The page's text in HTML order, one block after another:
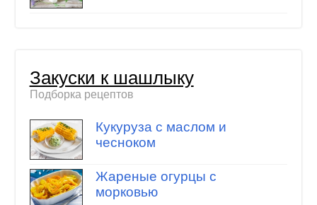
Закуски к шашлыку
Подборка рецептов
Кукуруза с маслом и
чесноком
Жареные огурцы с
морковью